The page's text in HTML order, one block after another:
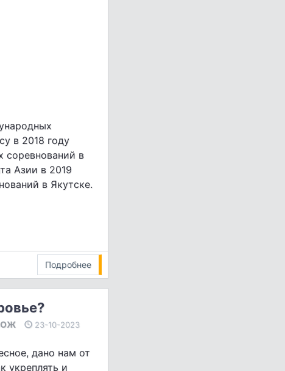
в 2018 году
соревнований в
Азии в 2019
в Якутске.
Подробнее
23-10-2023
дано нам от
укреплять и